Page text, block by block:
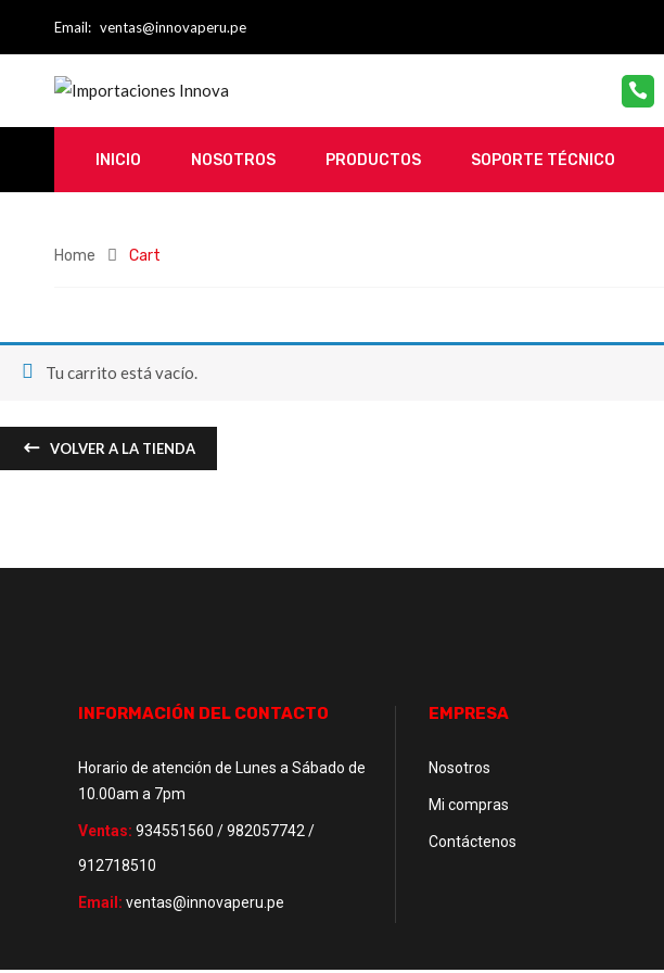
Email: ventas@innovaperu.pe
INICIO NOSOTROS PRODUCTOS SOPORTE TÉCNICO
Home Cart
Tu carrito está vacío.
VOLVER A LA TIENDA
INFORMACIÓN DEL CONTACTO
Horario de atención de Lunes a Sábado de
10.00am a 7pm
Ventas: 934551560 / 982057742 /
912718510
Email: ventas@innovaperu.pe
EMPRESA
Nosotros
Mi compras
Contáctenos